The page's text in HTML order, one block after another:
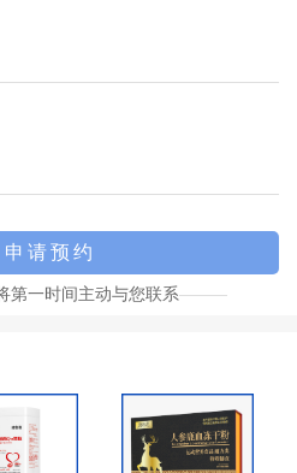
第一时间主动与您联系